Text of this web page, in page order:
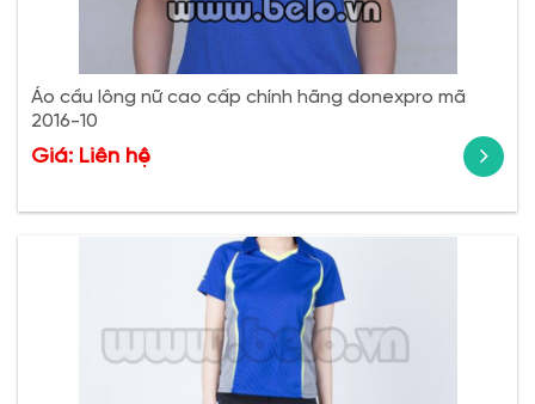
Áo cầu lông nữ cao cấp chính hãng donexpro mã
2016-10
Giá: Liên hệ